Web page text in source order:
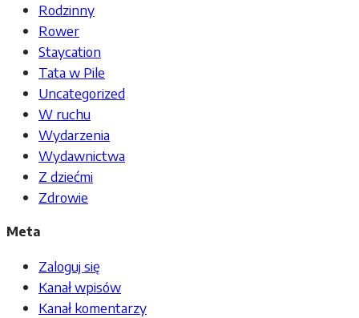
Rodzinny
Rower
Staycation
Tata w Pile
Uncategorized
W ruchu
Wydarzenia
Wydawnictwa
Z dziećmi
Zdrowie
Meta
Zaloguj się
Kanał wpisów
Kanał komentarzy